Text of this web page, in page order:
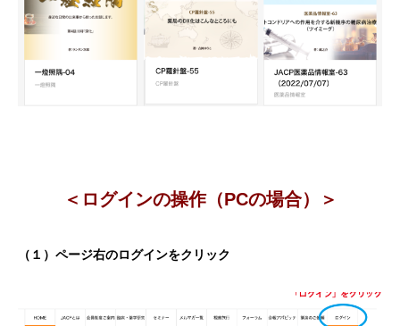
＜ログインの操作（PCの場合）＞
（１）ページ右のログインをクリック